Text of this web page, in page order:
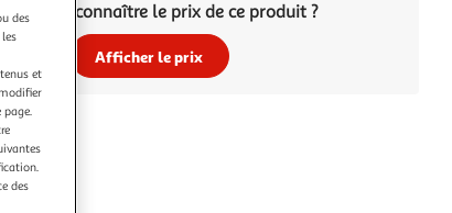
voulez connaître le prix de ce produit ?
Afficher le prix
des
et
des